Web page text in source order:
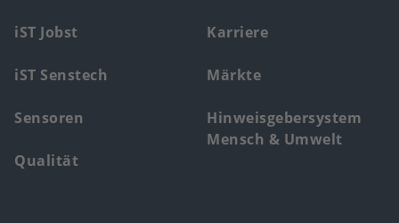
iST Jobst
iST Senstech
Sensoren
Qualität
Karriere
Märkte
Hinweisgebersystem
Mensch & Umwelt